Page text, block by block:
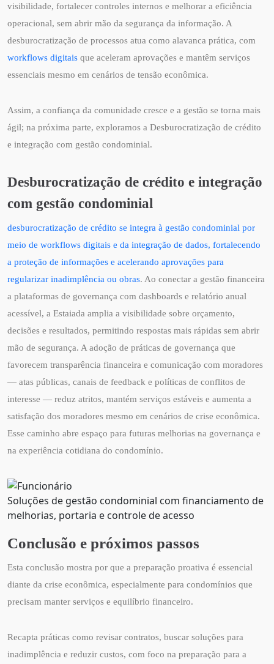
visibilidade, fortalecer controles internos e melhorar a eficiência
operacional, sem abrir mão da segurança da informação. A
desburocratização de processos atua como alavanca prática, com
workflows digitais que aceleram aprovações e mantêm serviços
essenciais mesmo em cenários de tensão econômica.
Assim, a confiança da comunidade cresce e a gestão se torna mais
ágil; na próxima parte, exploramos a Desburocratização de crédito
e integração com gestão condominial.
Desburocratização de crédito e integração
com gestão condominial
desburocratização de crédito se integra à gestão condominial por
meio de workflows digitais e da integração de dados, fortalecendo
a proteção de informações e acelerando aprovações para
regularizar inadimplência ou obras. Ao conectar a gestão financeira
a plataformas de governança com dashboards e relatório anual
acessível, a Estaiada amplia a visibilidade sobre orçamento,
decisões e resultados, permitindo respostas mais rápidas sem abrir
mão de segurança. A adoção de práticas de governança que
favorecem transparência financeira e comunicação com moradores
— atas públicas, canais de feedback e políticas de conflitos de
interesse — reduz atritos, mantém serviços estáveis e aumenta a
satisfação dos moradores mesmo em cenários de crise econômica.
Esse caminho abre espaço para futuras melhorias na governança e
na experiência cotidiana do condomínio.
Soluções de gestão condominial com financiamento de
melhorias, portaria e controle de acesso
Conclusão e próximos passos
Esta conclusão mostra por que a preparação proativa é essencial
diante da crise econômica, especialmente para condomínios que
precisam manter serviços e equilíbrio financeiro.
Recapta práticas como revisar contratos, buscar soluções para
inadimplência e reduzir custos, com foco na preparação para a